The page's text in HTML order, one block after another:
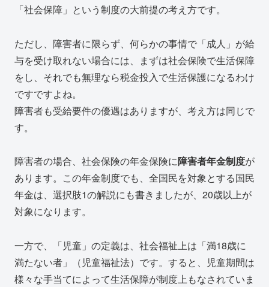
「社会保障」という制度の大前提の考え方です。
ただし、障害者に限らず、何らかの事情で「成人」が給
与を受け取れない場合には、まずは社会保険で生活保障
をし、それでも無理なら税金投入で生活保護になるわけ
ですですよね。
障害者も受給要件の優遇はありますが、考え方は同じで
す。
障害者の場合、社会保険の年金保険に障害者年金制度が
あります。この年金制度でも、全国民を対象とする国民
年金は、選択肢1の解説にも書きましたが、20歳以上が
対象になります。
一方で、「児童」の定義は、社会福祉上は「満18歳に
満たない者」（児童福祉法）です。すると、児童期間は
様々な手当てによって生活保障が制度上もなされていま